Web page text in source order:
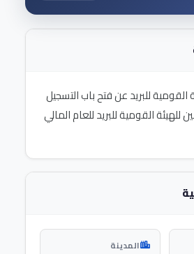
القومية للبريد عن فتح باب التسجيل
للهيئة القومية للبريد للعام المالي
المدينة